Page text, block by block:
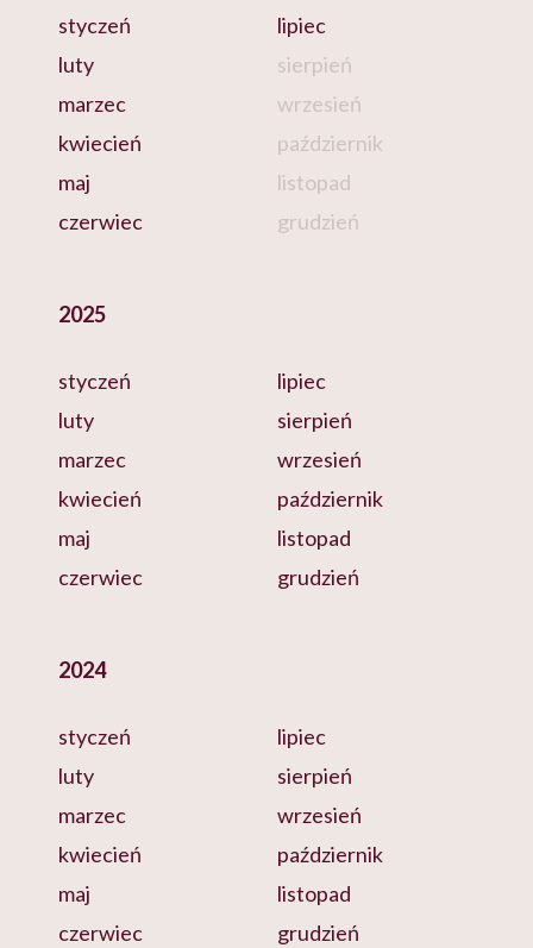
styczeń
luty
marzec
kwiecień
maj
czerwiec
lipiec
sierpień
wrzesień
październik
listopad
grudzień
2025
styczeń
luty
marzec
kwiecień
maj
czerwiec
lipiec
sierpień
wrzesień
październik
listopad
grudzień
2024
styczeń
luty
marzec
kwiecień
maj
czerwiec
lipiec
sierpień
wrzesień
październik
listopad
grudzień